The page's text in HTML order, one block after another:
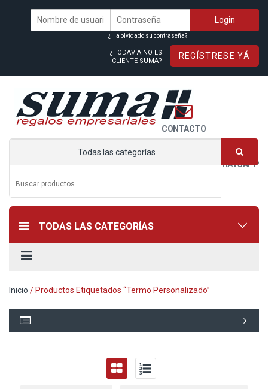
¿Ha olvidado su contraseña?
¿TODAVÍA NO ES
CLIENTE SUMA?
REGÍSTRESE YÁ
WHATSAPP
CONTACTO
Todas las categorías
TODAS LAS CATEGORÍAS
Inicio / Productos Etiquetados “termo Personalizado”